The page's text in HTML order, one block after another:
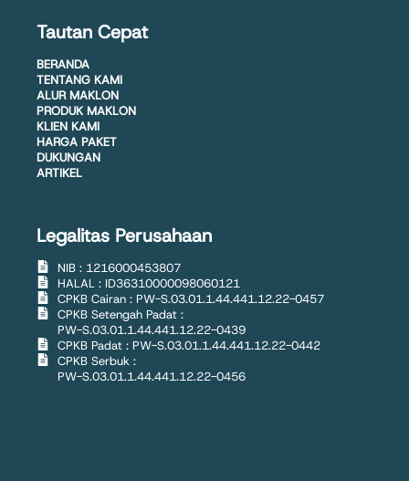
Tautan Cepat
BERANDA
TENTANG KAMI
ALUR MAKLON
PRODUK MAKLON
KLIEN KAMI
HARGA PAKET
DUKUNGAN
ARTIKEL
Legalitas Perusahaan
NIB : 1216000453807
HALAL : ID36310000098060121
CPKB Cairan : PW-S.03.01.1.44.441.12.22-0457
CPKB Setengah Padat :
PW-S.03.01.1.44.441.12.22-0439
CPKB Padat : PW-S.03.01.1.44.441.12.22-0442
CPKB Serbuk :
PW-S.03.01.1.44.441.12.22-0456